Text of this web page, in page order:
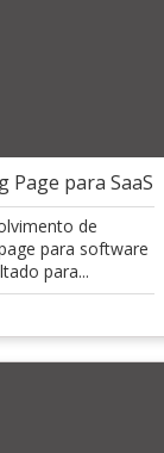
Page para SaaS
de
para software
para...